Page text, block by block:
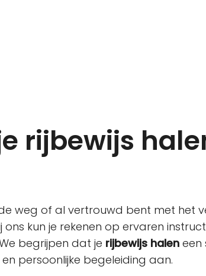
rijbewijs
weg of al vertrouwd bent met het
ons kun je rekenen op ervaren
begrijpen dat je rijbewijs halen een
persoonlijke begeleiding aan.